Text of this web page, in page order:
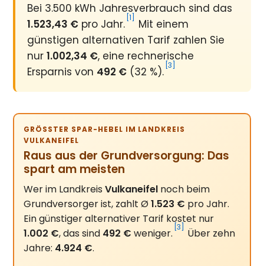
Bei 3.500 kWh Jahresverbrauch sind das
1.523,43 € pro Jahr. [1]
Mit einem
günstigen alternativen Tarif zahlen Sie
nur1.002,34 €, eine rechnerische
Ersparnis von 492 € (32 %). [3]
GRÖSSTER SPAR-HEBEL IM LANDKREIS V
ULKANEIFEL
Raus aus der Grundversorgung: Das
spart am meisten
Wer im LandkreisVulkaneifel noch beim
Grundversorger ist, zahlt Ø1.523 € pro Jahr.
Ein günstiger alternativer Tarif kostet nur
1.002 €, das sind 492 € weniger. [3]
Über zehn
Jahre: 4.924 €.